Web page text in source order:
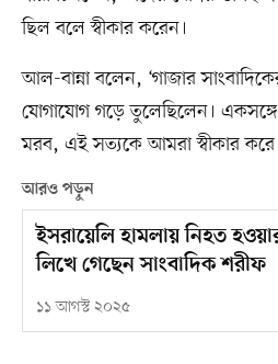
ছিল বলে স্বীকার করেন।
আল-বান্না বলেন, ‘গাজার
যোগাযোগ গড়ে তুলেছিলেন।
মরব, এই সত্যকে আমরা স্বীকার করে
আরও পড়ুন
ইসরায়েলি হামলায় নিহত
লিখে গেছেন সাংবাদিক শরীফ
১১ আগস্ট ২০২৫